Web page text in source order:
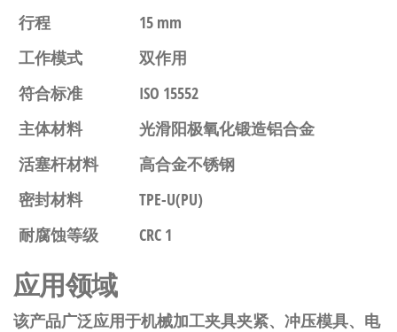
行程
15 mm
工作模式
双作用
符合标准
ISO 15552
主体材料
光滑阳极氧化锻造铝合金
活塞杆材料
高合金不锈钢
密封材料
TPE-U(PU)
耐腐蚀等级
CRC 1
应用领域
该产品广泛应用于机械加工夹具夹紧、冲压模具、电